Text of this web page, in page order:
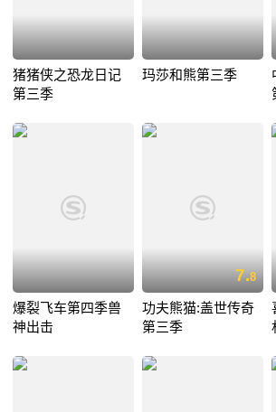
猪猪侠之恐龙日记
第三季
玛莎和熊第三季
爆裂飞车第四季兽
神出击
7.8
功夫熊猫:盖世传奇
第三季